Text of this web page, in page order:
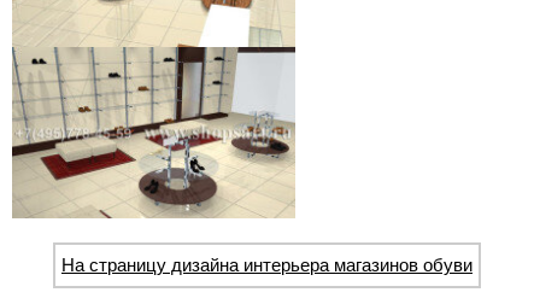
На страницу дизайна интерьера магазинов обуви